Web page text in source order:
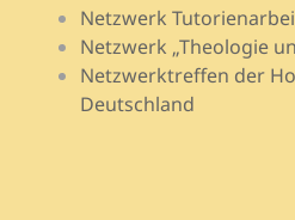
Netzwerk
Netzwerk „Theologie
Netzwerktreffen der
Deutschland